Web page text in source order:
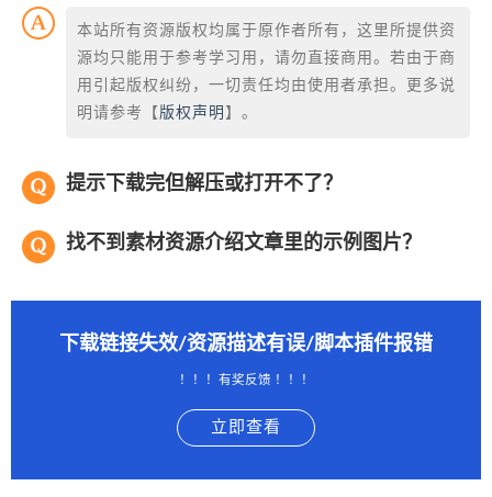
本站所有资源版权均属于原作者所有，这里所提供资
源均只能用于参考学习用，请勿直接商用。若由于商
用引起版权纠纷，一切责任均由使用者承担。更多说
明请参考【 版权声明 】。
提示下载完但解压或打开不了？
找不到素材资源介绍文章里的示例图片？
下载链接失效/资源描述有误/脚本插件报错
！！！有奖反馈 ！！！
立即查看